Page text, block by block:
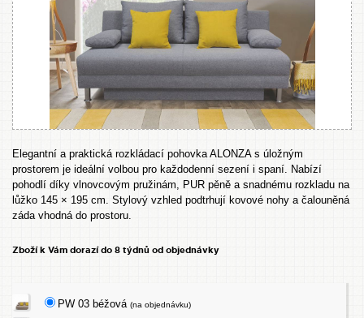
Elegantní a praktická rozkládací pohovka ALONZA s úložným
prostorem je ideální volbou pro každodenní sezení i spaní. Nabízí
pohodlí díky vlnovcovým pružinám, PUR pěně a snadnému rozkladu na
lůžko 145 × 195 cm. Stylový vzhled podtrhují kovové nohy a čalouněná
záda vhodná do prostoru.
Zboží k Vám dorazí do 8 týdnů od objednávky
PW 03 béžová(na objednávku)